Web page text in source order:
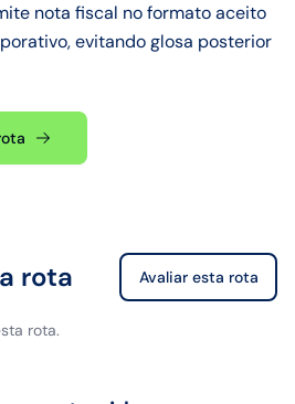
nota fiscal no formato aceito
evitando glosa posterior
rota Avaliar esta rota
rota.